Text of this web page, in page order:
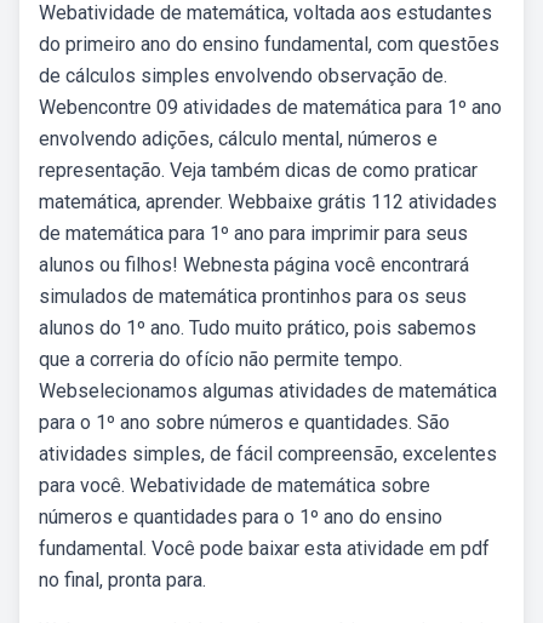
Webatividade de matemática, voltada aos estudantes
do primeiro ano do ensino fundamental, com questões
de cálculos simples envolvendo observação de.
Webencontre 09 atividades de matemática para 1º ano
envolvendo adições, cálculo mental, números e
representação. Veja também dicas de como praticar
matemática, aprender. Webbaixe grátis 112 atividades
de matemática para 1º ano para imprimir para seus
alunos ou filhos! Webnesta página você encontrará
simulados de matemática prontinhos para os seus
alunos do 1º ano. Tudo muito prático, pois sabemos
que a correria do ofício não permite tempo.
Webselecionamos algumas atividades de matemática
para o 1º ano sobre números e quantidades. São
atividades simples, de fácil compreensão, excelentes
para você. Webatividade de matemática sobre
números e quantidades para o 1º ano do ensino
fundamental. Você pode baixar esta atividade em pdf
no final, pronta para.